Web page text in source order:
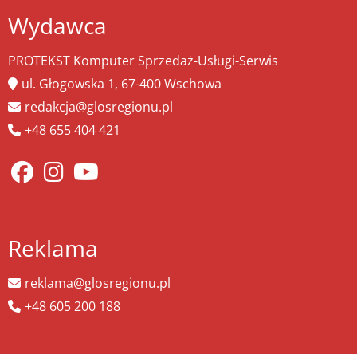
Wydawca
PROTEKST Komputer Sprzedaż-Usługi-Serwis
ul. Głogowska 1, 67-400 Wschowa
redakcja@glosregionu.pl
+48 655 404 421
Reklama
reklama@glosregionu.pl
+48 605 200 188